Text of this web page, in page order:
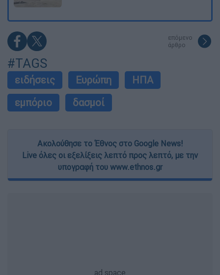
επόμενο
άρθρο
#TAGS
ειδήσεις Ευρώπη
ΗΠΑ
εμπόριο
δασμοί
Ακολούθησε το Έθνος στο Google News!
Live όλες οι εξελίξεις λεπτό προς λεπτό, με την
υπογραφή του www.ethnos.gr